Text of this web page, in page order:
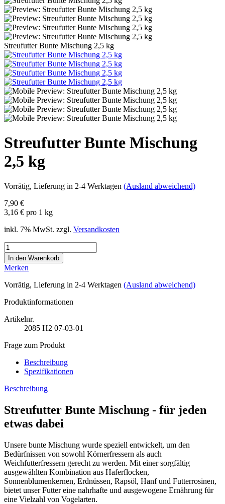
Streufutter Bunte Mischung 2,5 kg
Streufutter Bunte Mischung
2,5 kg
Vorrätig, Lieferung in 2-4 Werktagen (Ausland abweichend)
7,90 €
3,16 € pro 1 kg
inkl. 7% MwSt. zzgl. Versandkosten
Merken
Vorrätig, Lieferung in 2-4 Werktagen (Ausland abweichend)
Produktinformationen
Artikelnr.
2085 H2 07-03-01
Frage zum Produkt
Beschreibung
Spezifikationen
Beschreibung
Streufutter Bunte Mischung - für jeden
etwas dabei
Unsere bunte Mischung wurde speziell entwickelt, um den
Bedürfnissen von sowohl Körnerfressern als auch
Weichfutterfressern gerecht zu werden. Mit einer sorgfältig
ausgewählten Kombination aus Haferflocken,
Sonnenblumenkernen, Erdnüssen, Rapsöl, Hanf und Futterrosinen,
bietet unser Futter eine nahrhafte und ausgewogene Ernährung für
eine Vielzahl von Vogelarten.